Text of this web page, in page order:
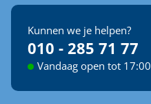
Kunnen we je helpen?
010 - 285 71 77
Vandaag open tot 17:00